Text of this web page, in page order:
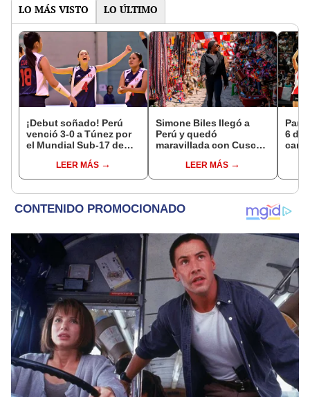
LO MÁS VISTO LO ÚLTIMO
¡Debut soñado! Perú
venció 3-0 a Túnez por
el Mundial Sub-17 de
LEER MÁS
Simone Biles llegó a
Perú y quedó
maravillada con Cusco:
lo hermoso que es este
país"
LEER MÁS
6 de